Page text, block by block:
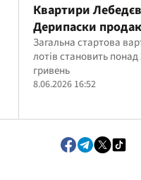
Квартири
Дерипаски
Україні: Фонд
оголосив нові
Загальна стартова
лотів становить понад
гривень
8.06.2026 16:52